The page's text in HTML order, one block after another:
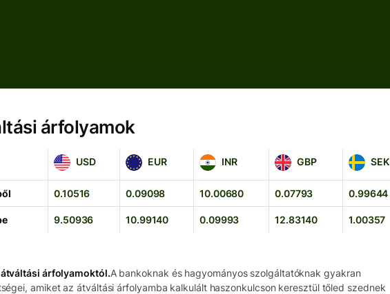
árfolyamok
USD
USD EUR
EUR INR
INR GBP
GBP SEK
SEK
0.10516 0.09098 10.00680 0.07793 0.99644
9.50936 10.99140 0.09993 12.83140 1.00357
árfolyamoktól.A bankoknak és hagyományos szolgáltatóknak gyakran
amiket az átváltási árfolyamba kalkulált haszonkulcson keresztül tőled szednek